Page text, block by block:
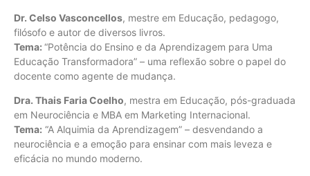
Dr. Celso Vasconcellos, mestre em Educação, pedagogo,
filósofo e autor de diversos livros.
Tema: “Potência do Ensino e da Aprendizagem para Uma
Educação Transformadora” – uma reflexão sobre o papel do
docente como agente de mudança.
Dra. Thais Faria Coelho, mestra em Educação, pós-graduada
em Neurociência e MBA em Marketing Internacional.
Tema: “A Alquimia da Aprendizagem” – desvendando a
neurociência e a emoção para ensinar com mais leveza e
eficácia no mundo moderno.